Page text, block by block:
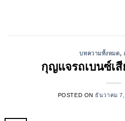
บทความทั้งหมด,
กุญแจรถเบนซ์เสี
POSTED ON ธันวาคม 7,